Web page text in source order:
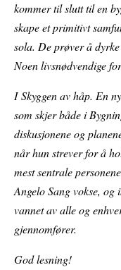
kommer til slutt til en
skape et primitivt
sola. De prøver å
Noen livsnødvendige
I Skyggen av håp. En
som skjer både i
diskusjonene og
når hun strever for å
mest sentrale
Angelo Sang vokse, og
vannet av alle og
gjennomfører.
God lesning!